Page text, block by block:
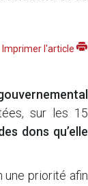
Imprimer l'article
sur les 15
dons qu’elle
une priorité afin